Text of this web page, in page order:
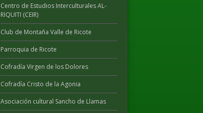
Centro de Estudios Interculturales AL-
RIQUITI (CEIR)
Club de Montaña Valle de Ricote
Parroquia de Ricote
Cofradía Virgen de los Dolores
Cofradía Cristo de la Agonia
Asociación cultural Sancho de Llamas